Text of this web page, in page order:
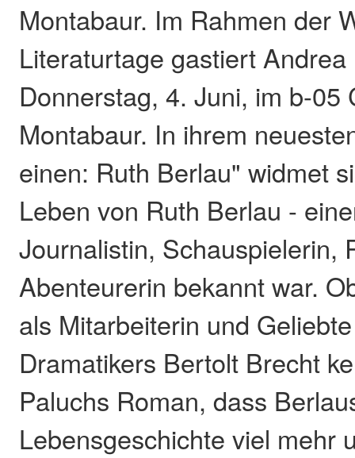
Montabaur. Im Rahmen der
Literaturtage gastiert
Donnerstag, 4. Juni, im b-05
Montabaur. In ihrem
einen: Ruth Berlau" widmet
Leben von Ruth Berlau -
Journalistin, Schauspielerin,
Abenteurerin bekannt war.
als Mitarbeiterin und
Dramatikers Bertolt Brecht
Paluchs Roman, dass
Lebensgeschichte viel mehr